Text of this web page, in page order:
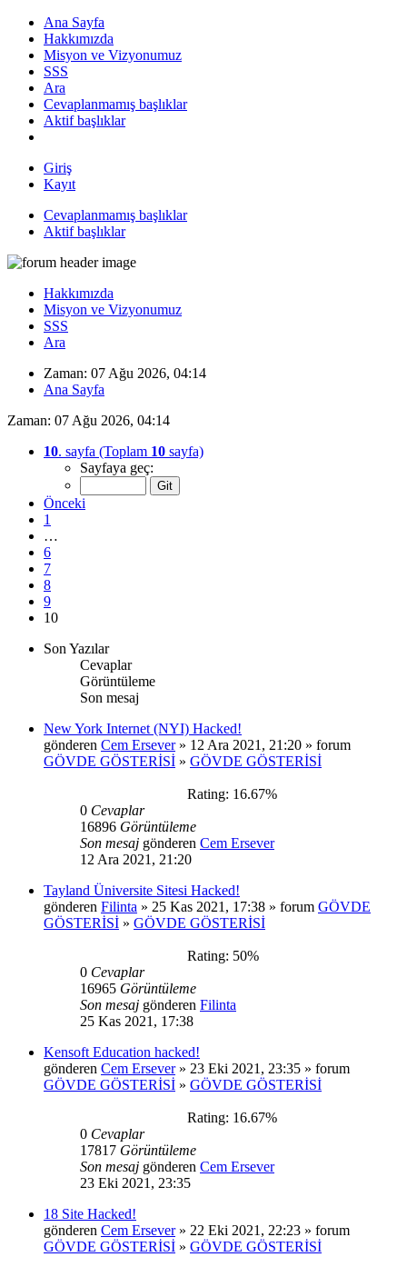
Ana Sayfa
Hakkımızda
Misyon ve Vizyonumuz
SSS
Ara
Cevaplanmamış başlıklar
Aktif başlıklar
Giriş
Kayıt
Cevaplanmamış başlıklar
Aktif başlıklar
Hakkımızda
Misyon ve Vizyonumuz
SSS
Ara
Zaman: 07 Ağu 2026, 04:14
Ana Sayfa
Zaman: 07 Ağu 2026, 04:14
10. sayfa (Toplam 10 sayfa)
Sayfaya geç:
Önceki
1
…
6
7
8
9
10
Son Yazılar
Cevaplar
Görüntüleme
Son mesaj
New York Internet (NYI) Hacked!
gönderen Cem Ersever» 12 Ara 2021, 21:20 » forum
GÖVDE GÖSTERİSİ » GÖVDE GÖSTERİSİ
Rating: 16.67%
0 Cevaplar
16896 Görüntüleme
Son mesaj gönderen Cem Ersever
12 Ara 2021, 21:20
Tayland Üniversite Sitesi Hacked!
gönderen Filinta » 25 Kas 2021, 17:38 » forum GÖVDE
GÖSTERİSİ » GÖVDE GÖSTERİSİ
Rating: 50%
0 Cevaplar
16965 Görüntüleme
Son mesaj gönderen Filinta
25 Kas 2021, 17:38
Kensoft Education hacked!
gönderen Cem Ersever» 23 Eki 2021, 23:35 » forum
GÖVDE GÖSTERİSİ » GÖVDE GÖSTERİSİ
Rating: 16.67%
0 Cevaplar
17817 Görüntüleme
Son mesaj gönderen Cem Ersever
23 Eki 2021, 23:35
18 Site Hacked!
gönderen Cem Ersever» 22 Eki 2021, 22:23 » forum
GÖVDE GÖSTERİSİ » GÖVDE GÖSTERİSİ